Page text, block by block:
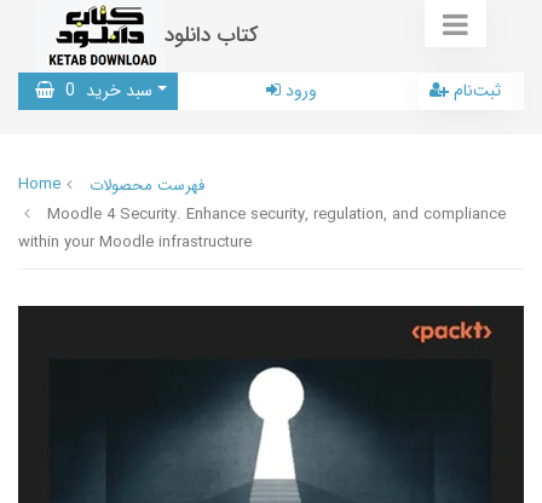
کتاب دانلود
سبد خرید 0 ورود ثبت‌نام
Home
فهرست محصولات
Moodle 4 Security. Enhance security, regulation, and compliance
within your Moodle infrastructure